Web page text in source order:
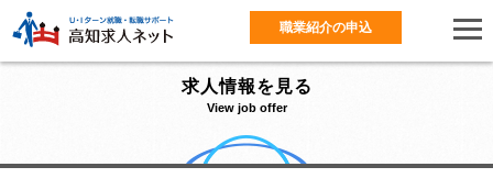
職業紹介の申込
求人情報を見る
View job offer